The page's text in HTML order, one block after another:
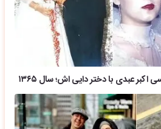
عبدی با دختر دایی اش؛ سال ۱۳۶۵